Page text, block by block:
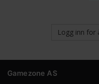
Logg inn for
Gamezone AS